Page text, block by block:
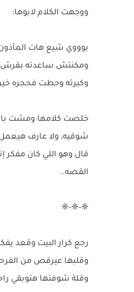
ووجهت الكلام لابوها:
بوووي شيع هات
ومكنتش ساعدته بقرش
وكبرته وحطت فحجره خير
خلصت كلامها ومشت
شوقيه، ولا عارف
قال وهو اللي كان
القصه..
❈-❈-❈
رجع كرار البيت وقعد
وقلبها عيرقص من
وقلة شوفتها هتوبقي